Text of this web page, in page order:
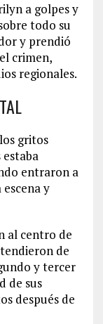
a golpes y
todo su
y prendió
crimen,
regionales.
gritos
entraron a
y
al centro de
de
y tercer
de sus
después de